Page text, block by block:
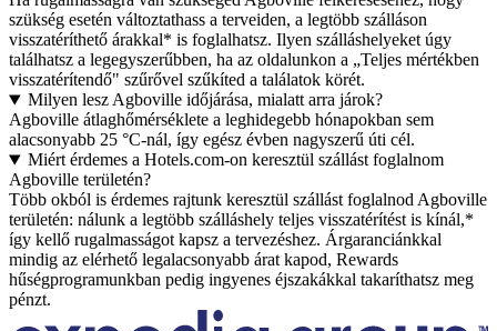
szükség esetén változtathass a terveiden, a legtöbb szálláson
visszatéríthető árakkal* is foglalhatsz. Ilyen szálláshelyeket úgy
találhatsz a legegyszerűbben, ha az oldalunkon a „Teljes mértékben
visszatérítendő" szűrővel szűkíted a találatok körét.
Milyen lesz Agboville időjárása, mialatt arra járok?
Agboville átlaghőmérséklete a leghidegebb hónapokban sem
alacsonyabb 25 °C-nál, így egész évben nagyszerű úti cél.
Miért érdemes a Hotels.com-on keresztül szállást foglalnom
Agboville területén?
Több okból is érdemes rajtunk keresztül szállást foglalnod Agboville
területén: nálunk a legtöbb szálláshely teljes visszatérítést is kínál,*
így kellő rugalmasságot kapsz a tervezéshez. Árgaranciánkkal
mindig az elérhető legalacsonyabb árat kapod, Rewards
hűségprogramunkban pedig ingyenes éjszakákkal takaríthatsz meg
pénzt.